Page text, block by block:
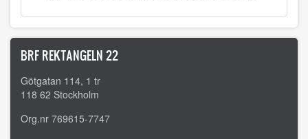
BRF REKTANGELN 22
Götgatan 114, 1 tr
118 62 Stockholm
Org.nr 769615-7747